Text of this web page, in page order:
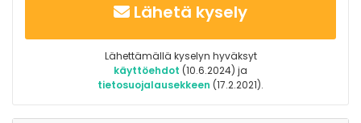
Lähetä kysely
Lähettämällä kyselyn hyväksyt
käyttöehdot (10.6.2024) ja
tietosuojalausekkeen (17.2.2021).